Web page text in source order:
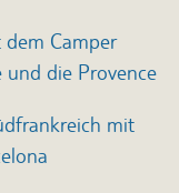
dem Camper
und die Provence
mit